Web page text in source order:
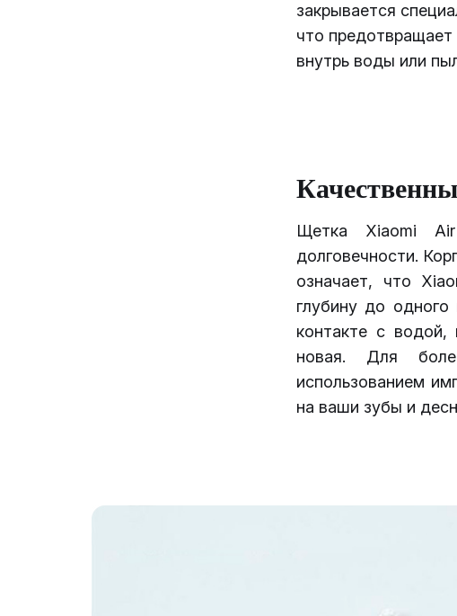
закрывается
что предотвращает
внутрь воды или
Щетка Xiaomi
долговечности.
означает, что
глубину до
контакте с водой,
новая. Для
использованием
на ваши зубы и